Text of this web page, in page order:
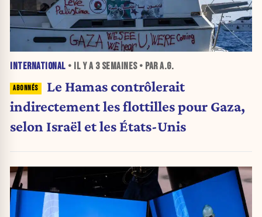
INTERNATIONAL • IL Y A 3 SEMAINES• PAR A.G.
Le Hamas contrôlerait
indirectement les flottilles pour Gaza,
selon Israël et les États-Unis